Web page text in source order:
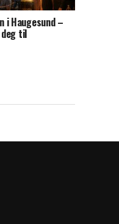
i Haugesund –
til